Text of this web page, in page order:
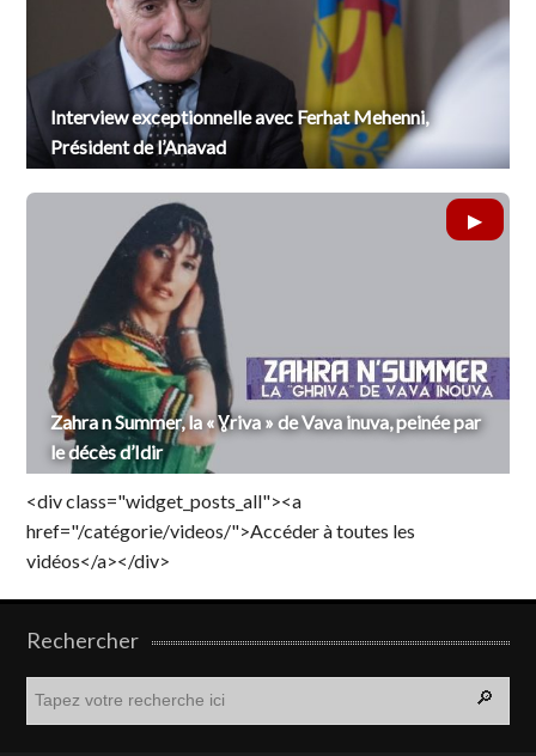
Interview exceptionnelle avec Ferhat Mehenni,
Président de l’Anavad
Zahra n Summer, la « Ɣriva » de Vava inuva, peinée par
le décès d’Idir
<div class="widget_posts_all"><a
href="/catégorie/videos/">Accéder à toutes les
vidéos</a></div>
Rechercher